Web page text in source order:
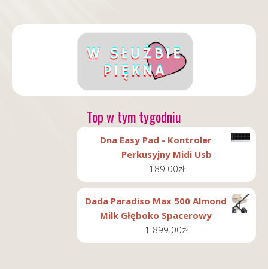
Top w tym tygodniu
Dna Easy Pad - Kontroler
Perkusyjny Midi Usb
189.00zł
Dada Paradiso Max 500 Almond
Milk Głęboko Spacerowy
1 899.00zł